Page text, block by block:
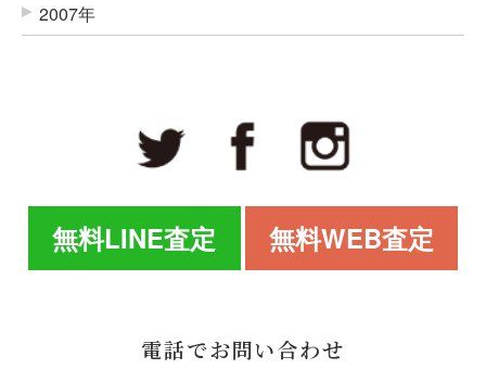
2007年
無料LINE査定 無料WEB査定
電話でお問い合わせ